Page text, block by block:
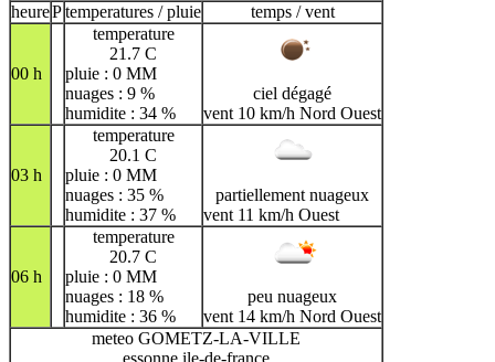
heurePtemperatures / pluie temps / vent
00 h
temperature
21.7 C
pluie : 0 MM
nuages : 9 %
humidite : 34 %
ciel dégagé
vent 10 km/h Nord Ouest
03 h
temperature
20.1 C
pluie : 0 MM
nuages : 35 %
humidite : 37 %
partiellement nuageux
vent 11 km/h Ouest
06 h
temperature
20.7 C
pluie : 0 MM
nuages : 18 %
humidite : 36 %
peu nuageux
vent 14 km/h Nord Ouest
meteo GOMETZ-LA-VILLE
essonne ile-de-france